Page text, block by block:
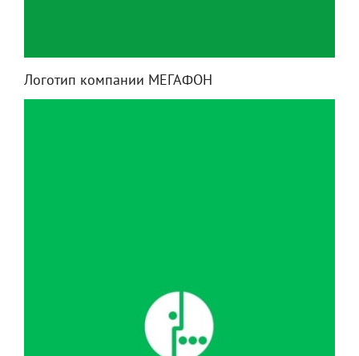
Логотип компании МЕГАФОН